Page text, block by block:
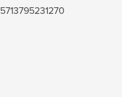
5713795231270